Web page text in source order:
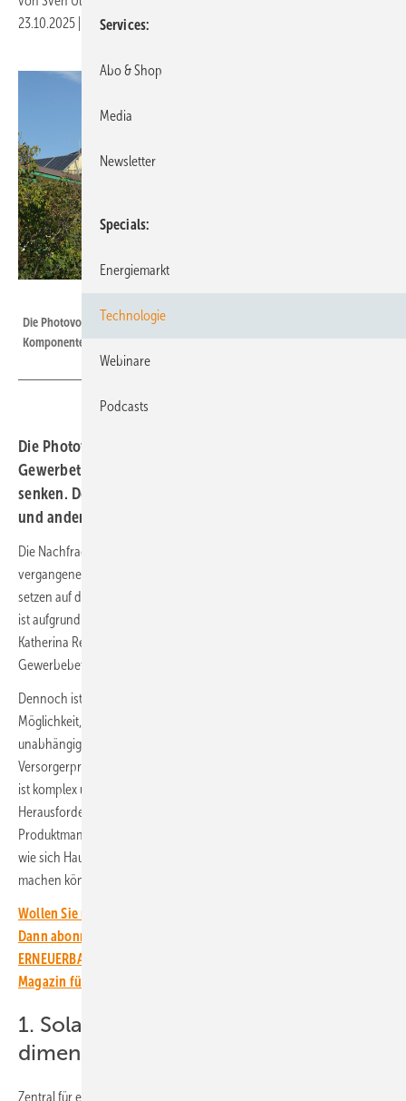
23.10.2025
Druckvorschau
Die Photovoltaik lohnt sich in jedem Fall, wenn sie gut geplant ist und die
Komponenten gut aufeinander abgestimmt sind.
Die Photovoltaik ermöglicht Hauseigentümern und
Gewerbetreibenden, ihre Energiekosten nachhaltig zu
senken. Doch das System aus Solaranlagen, Speichern
und anderen Komponenten muss passen.
Die Nachfrage nach privaten Photovoltaikanlagen war in den
vergangenen drei Jahren riesig. Auch immer mehr Gewerbebetriebe
setzen auf die Photovoltaik, um ihre Energiekosten zu senken. Derzeit
ist aufgrund der Verunsicherung durch Bundeswirtschaftsministerin
Katherina Reiche (CDU) bei den investierenden Hauseigentümern und
Gewerbebetrieben die Bereitschaft etwas verhaltener.
Dennoch ist die Eigenstromversorgung immer noch die beste
Möglichkeit, für die eigene Strompreisbremse zu sorgen und sich
unabhängiger von den Volatilitäten an den Strombörsen und bei den
Versorgerpreisen zu machen. „Doch der Weg zur maximalen Autarkie
ist komplex und von zahlreichen technischen wie organisatorischen
Herausforderungen geprägt“, erklärt Federica Cona,
Produktmanagerin EU beim Systemanbieter Haier Energy. Die erklärt,
wie sich Hauseigentümer und Gewerbebetriebe maximal unabhängig
machen können.
Wollen Sie über die Energiewende auf dem Laufenden bleiben?
Dann abonnieren Sie einfach den kostenlosen Newsletter von
ERNEUERBARE ENERGIEN – dem größten verbandsunabhängigen
Magazin für erneuerbare Energien in Deutschland!
1. Solaranlage und Speicher richtig
dimensionieren
Zentral für ein Maximum an Autarkie bei überschaubaren Kosten ist
Services
Abo & Shop
Media
Newsletter
Specials
Energiemarkt
Technologie
Webinare
Podcasts